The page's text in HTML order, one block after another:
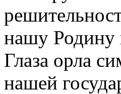
нашу Родину
Глаза орла
нашей